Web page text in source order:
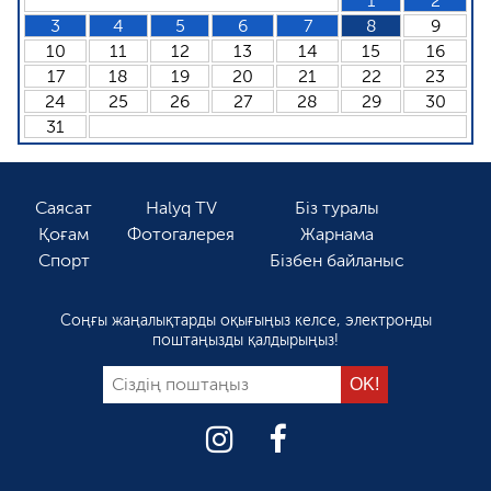
3
4 5 6 7 8
9
10
11 12 13 14 15
16
17
18 19 20 21 22
23
24
25 26 27 28 29
30
31
Саясат
Қоғам
Спорт
Halyq TV
Фотогалерея
Біз туралы
Жарнама
Бізбен байланыс
Соңғы жаңалықтарды оқығыңыз келсе, электронды
поштаңызды қалдырыңыз!